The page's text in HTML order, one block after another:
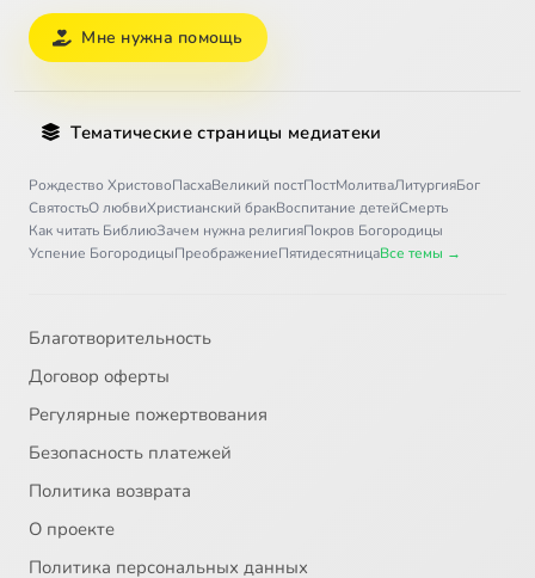
Мне нужна помощь
Тематические страницы медиатеки
Рождество ХристовоПасхаВеликий постПостМолитваЛитургияБог
СвятостьО любвиХристианский бракВоспитание детейСмерть
Как читать БиблиюЗачем нужна религияПокров Богородицы
Успение БогородицыПреображениеПятидесятницаВсе темы →
Благотворительность
Договор оферты
Регулярные пожертвования
Безопасность платежей
Политика возврата
О проекте
Политика персональных данных